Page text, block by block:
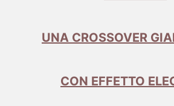
UNA CROSSOVER
CON EFFETTO